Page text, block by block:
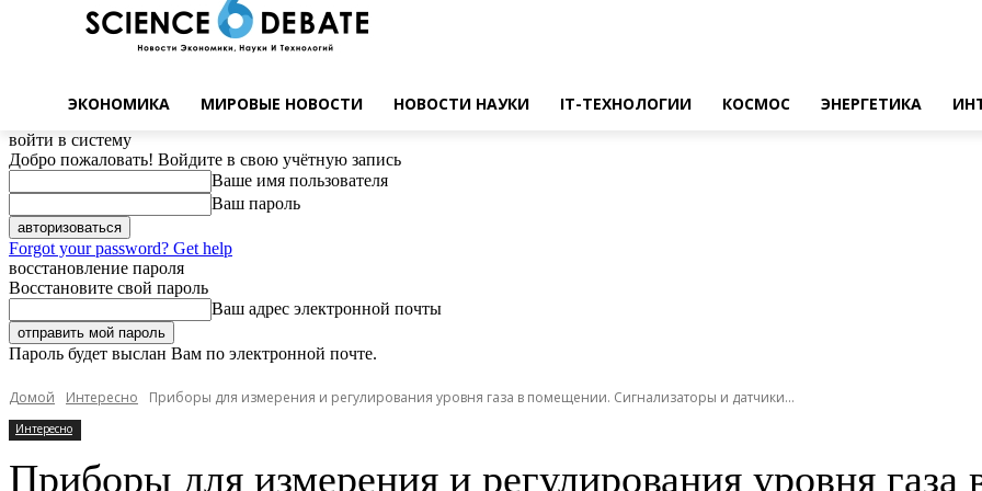
ЭКОНОМИКА МИРОВЫЕ НОВОСТИ НОВОСТИ НАУКИ IT-ТЕХНОЛОГИИ КОСМОС ЭНЕРГЕТИКА
войти в систему
Добро пожаловать! Войдите в свою учётную запись
Ваше имя пользователя
Ваш пароль
Forgot your password? Get help
восстановление пароля
Восстановите свой пароль
Ваш адрес электронной почты
Пароль будет выслан Вам по электронной почте.
Домой Интересно Приборы для измерения и регулирования уровня газа в помещении. Сигнализаторы и датчики...
Интересно
Приборы для измерения и регулирования уровня